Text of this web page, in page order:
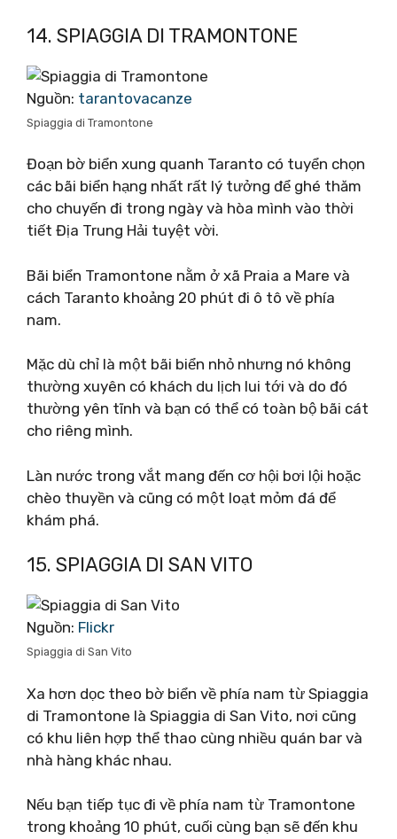
14. SPIAGGIA DI TRAMONTONE
Nguồn: tarantovacanze
Spiaggia di Tramontone
Đoạn bờ biển xung quanh Taranto có tuyển chọn
các bãi biển hạng nhất rất lý tưởng để ghé thăm
cho chuyến đi trong ngày và hòa mình vào thời
tiết Địa Trung Hải tuyệt vời.
Bãi biển Tramontone nằm ở xã Praia a Mare và
cách Taranto khoảng 20 phút đi ô tô về phía
nam.
Mặc dù chỉ là một bãi biển nhỏ nhưng nó không
thường xuyên có khách du lịch lui tới và do đó
thường yên tĩnh và bạn có thể có toàn bộ bãi cát
cho riêng mình.
Làn nước trong vắt mang đến cơ hội bơi lội hoặc
chèo thuyền và cũng có một loạt mỏm đá để
khám phá.
15. SPIAGGIA DI SAN VITO
Nguồn: Flickr
Spiaggia di San Vito
Xa hơn dọc theo bờ biển về phía nam từ Spiaggia
di Tramontone là Spiaggia di San Vito, nơi cũng
có khu liên hợp thể thao cùng nhiều quán bar và
nhà hàng khác nhau.
Nếu bạn tiếp tục đi về phía nam từ Tramontone
trong khoảng 10 phút, cuối cùng bạn sẽ đến khu